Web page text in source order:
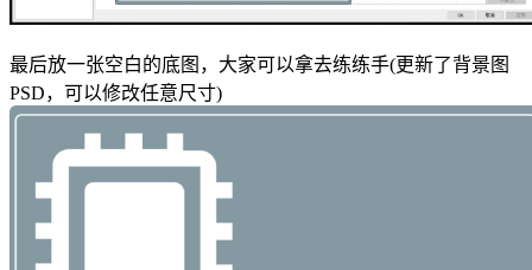
最后放一张空白的底图，大家可以拿去练练手(更新了背景图
PSD，可以修改任意尺寸)